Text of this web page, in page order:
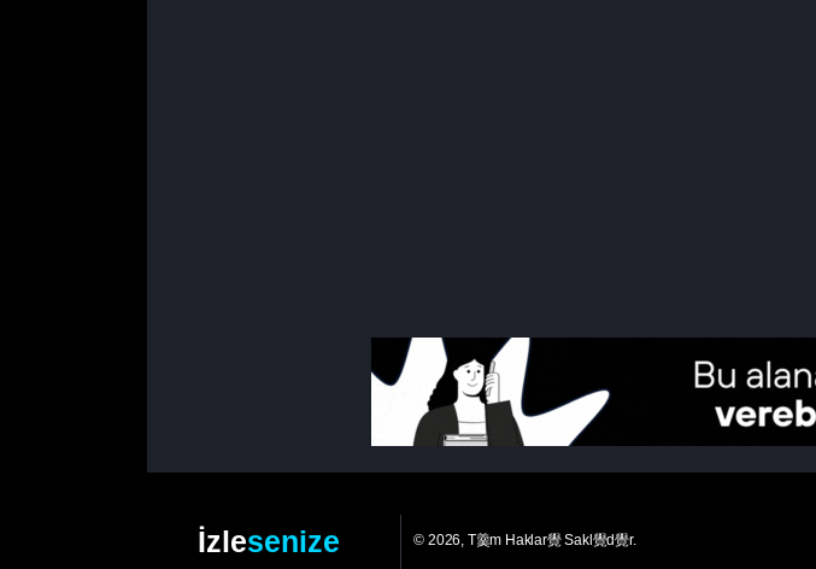
İzlesenize © 2026, T羹m Haklar覺 Sakl覺d覺r.